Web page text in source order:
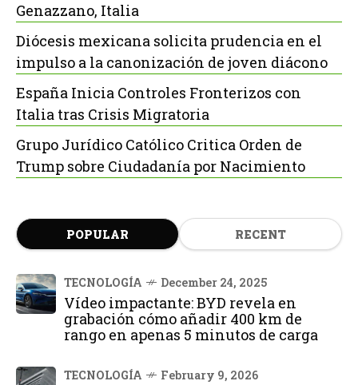
Genazzano, Italia
Diócesis mexicana solicita prudencia en el
impulso a la canonización de joven diácono
España Inicia Controles Fronterizos con
Italia tras Crisis Migratoria
Grupo Jurídico Católico Critica Orden de
Trump sobre Ciudadanía por Nacimiento
POPULAR RECENT
TECNOLOGÍA December 24, 2025
Vídeo impactante: BYD revela en
grabación cómo añadir 400 km de
rango en apenas 5 minutos de carga
TECNOLOGÍA February 9, 2026